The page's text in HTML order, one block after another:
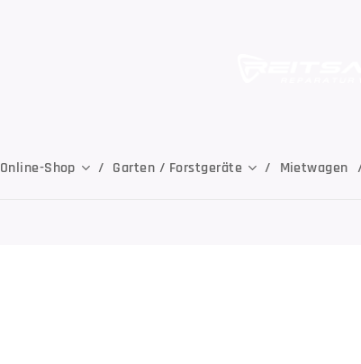
Online-Shop Garten / Forstgeräte Mietwagen